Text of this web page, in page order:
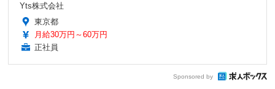
Yts株式会社
東京都
月給30万円～60万円
正社員
Sponsored by